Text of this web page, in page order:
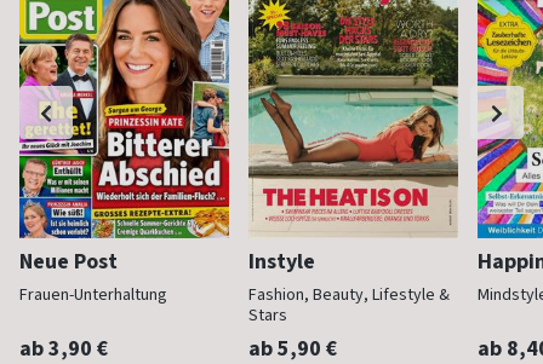
Neue Post
Frauen-Unterhaltung
ab 3,90 €
Instyle
Fashion, Beauty, Lifestyle &
Stars
ab 5,90 € ab